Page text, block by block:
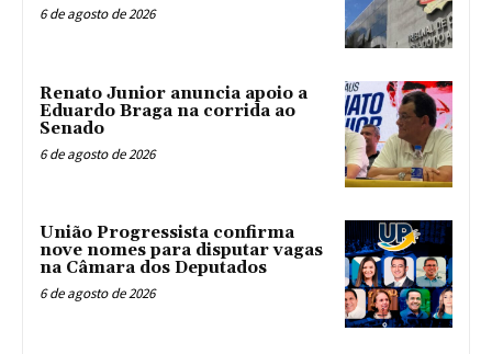
6 de agosto de 2026
Renato Junior anuncia apoio a
Eduardo Braga na corrida ao
Senado
6 de agosto de 2026
União Progressista confirma
nove nomes para disputar vagas
na Câmara dos Deputados
6 de agosto de 2026